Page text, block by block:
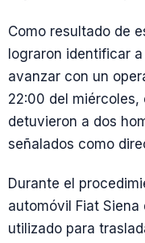
Como resultado de
lograron identificar
avanzar con un
22:00 del
detuvieron a dos
señalados como
Durante el
automóvil Fiat
utilizado para